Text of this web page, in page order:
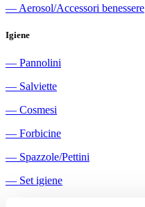
― Aerosol/Accessori benessere
Igiene
― Pannolini
― Salviette
― Cosmesi
― Forbicine
― Spazzole/Pettini
― Set igiene